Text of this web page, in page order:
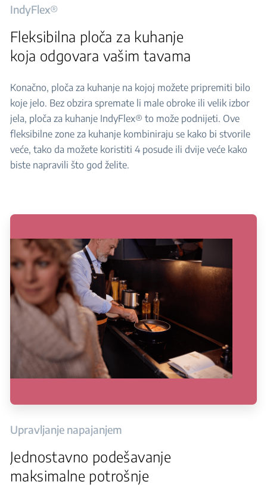
IndyFlex®
Fleksibilna ploča za kuhanje
koja odgovara vašim tavama
Konačno, ploča za kuhanje na kojoj možete pripremiti bilo
koje jelo. Bez obzira spremate li male obroke ili velik izbor
jela, ploča za kuhanje IndyFlex® to može podnijeti. Ove
fleksibilne zone za kuhanje kombiniraju se kako bi stvorile
veće, tako da možete koristiti 4 posude ili dvije veće kako
biste napravili što god želite.
Upravljanje napajanjem
Jednostavno podešavanje
maksimalne potrošnje